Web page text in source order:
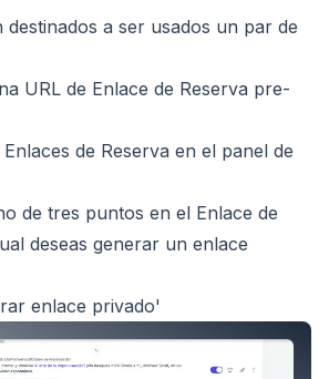
destinados a ser usados un par de
URL de Enlace de Reserva pre-
Enlaces de Reserva en el panel de
de tres puntos en el Enlace de
deseas generar un enlace
enlace privado'